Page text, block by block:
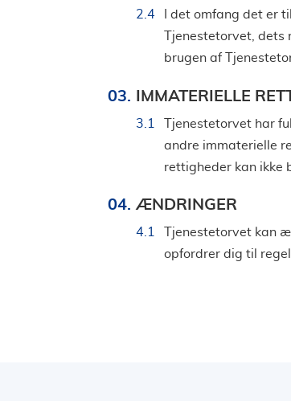
I det omfang det er
Tjenestetorvet,
brugen af
IMMATERIELLE
Tjenestetorvet har
andre immaterielle
rettigheder kan ikke
ÆNDRINGER
Tjenestetorvet kan
opfordrer dig til